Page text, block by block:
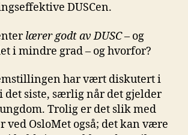
DUSCen.
lærer godt av DUSC– og
i mindre grad – og hvorfor?
har vært diskutert i
det siste, særlig når det gjelder
Trolig er det slik med
ved OsloMet også; det kan være